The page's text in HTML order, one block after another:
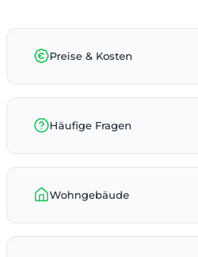
Preise & Kosten
Häufige Fragen
Wohngebäude